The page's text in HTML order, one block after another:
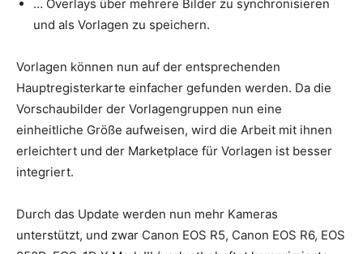
… Overlays über mehrere Bilder zu synchronisieren
und als Vorlagen zu speichern.
Vorlagen können nun auf der entsprechenden
Hauptregisterkarte einfacher gefunden werden. Da die
Vorschaubilder der Vorlagengruppen nun eine
einheitliche Größe aufweisen, wird die Arbeit mit ihnen
erleichtert und der Marketplace für Vorlagen ist besser
integriert.
Durch das Update werden nun mehr Kameras
unterstützt, und zwar Canon EOS R5, Canon EOS R6, EOS